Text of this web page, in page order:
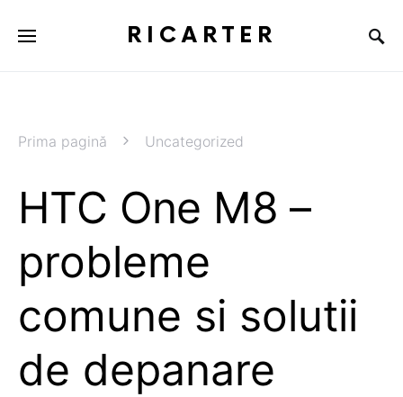
RICARTER
Prima pagină Uncategorized
HTC One M8 –
probleme
comune si solutii
de depanare